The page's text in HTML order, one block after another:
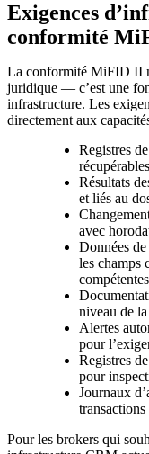
Exigences
conformité
La conformité MiFID II
juridique — c’est une
infrastructure. Les
directement aux
Registres
Résultats
et liés au
avec
Données
les champs
niveau de
Alertes
pour
Registres
pour
Journaux
Pour les brokers qui